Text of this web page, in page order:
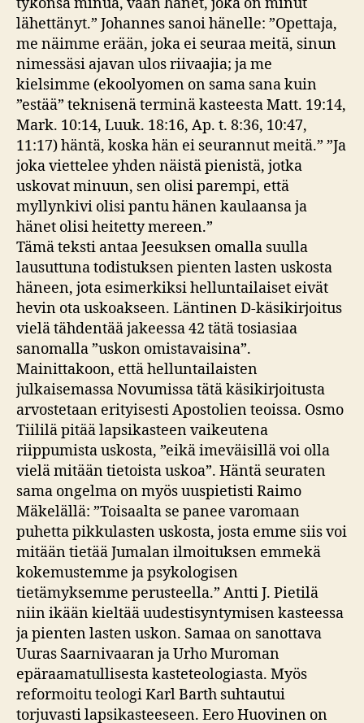
lähettänyt.” Johannes sanoi hänelle: ”Opettaja,
me näimme erään, joka ei seuraa meitä, sinun
nimessäsi ajavan ulos riivaajia; ja me
kielsimme (ekoolyomen on sama sana kuin
”estää” teknisenä terminä kasteesta Matt. 19:14,
Mark. 10:14, Luuk. 18:16, Ap. t. 8:36, 10:47,
11:17) häntä, koska hän ei seurannut meitä.” ”Ja
joka viettelee yhden näistä pienistä, jotka
uskovat minuun, sen olisi parempi, että
myllynkivi olisi pantu hänen kaulaansa ja
hänet olisi heitetty mereen.”
Tämä teksti antaa Jeesuksen omalla suulla
lausuttuna todistuksen pienten lasten uskosta
häneen, jota esimerkiksi helluntailaiset eivät
hevin ota uskoakseen. Läntinen D-käsikirjoitus
vielä tähdentää jakeessa 42 tätä tosiasiaa
sanomalla ”uskon omistavaisina”.
Mainittakoon, että helluntailaisten
julkaisemassa Novumissa tätä käsikirjoitusta
arvostetaan erityisesti Apostolien teoissa. Osmo
Tiililä pitää lapsikasteen vaikeutena
riippumista uskosta, ”eikä imeväisillä voi olla
vielä mitään tietoista uskoa”. Häntä seuraten
sama ongelma on myös uuspietisti Raimo
Mäkelällä: ”Toisaalta se panee varomaan
puhetta pikkulasten uskosta, josta emme siis voi
mitään tietää Jumalan ilmoituksen emmekä
kokemustemme ja psykologisen
tietämyksemme perusteella.” Antti J. Pietilä
niin ikään kieltää uudestisyntymisen kasteessa
ja pienten lasten uskon. Samaa on sanottava
Uuras Saarnivaaran ja Urho Muroman
epäraamatullisesta kasteteologiasta. Myös
reformoitu teologi Karl Barth suhtautui
torjuvasti lapsikasteeseen. Eero Huovinen on